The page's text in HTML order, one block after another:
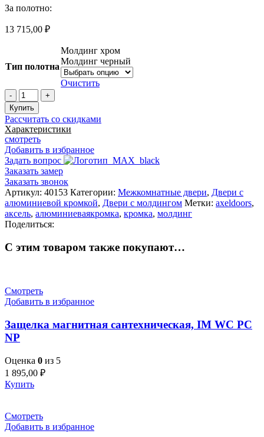
За полотно:
13 715,00 ₽
Тип полотна
Молдинг хром
Молдинг черный
Очистить
Количество
товара
Дверь
межкомнатная
IN39
Купить
Рассчитать со скидками
Характеристики
смотреть
Добавить в избранное
Задать вопрос
Заказать замер
Заказать звонок
Артикул: 40153 Категории: Межкомнатные двери, Двери с
алюминиевой кромкой, Двери с молдингом Метки: axeldoors,
аксель, алюминиеваякромка, кромка, молдинг
Поделиться:
С этим товаром также покупают…
Смотреть
Добавить в избранное
Защелка магнитная сантехническая, IM WC PC
NP
Оценка 0 из 5
1 895,00 ₽
Купить
Смотреть
Добавить в избранное